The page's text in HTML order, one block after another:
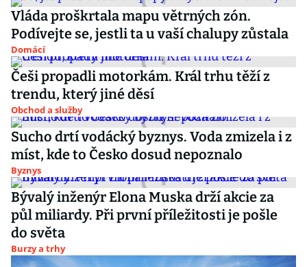
Vláda proškrtala mapu větrných zón.
Podívejte se, jestli ta u vaší chalupy zůstala
Domácí
Češi propadli motorkám. Král trhu těží z
trendu, který jiné děsí
Obchod a služby
Sucho drtí vodácký byznys. Voda zmizela i z
míst, kde to Česko dosud nepoznalo
Byznys
Bývalý inženýr Elona Muska drží akcie za
půl miliardy. Při první příležitosti je pošle
do světa
Burzy a trhy